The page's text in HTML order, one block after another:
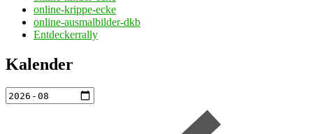
online-krippe-ecke
online-ausmalbilder-dkb
Entdeckerrally
Kalender